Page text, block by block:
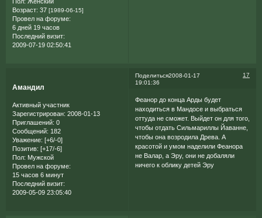
Возраст: 37 [1989-06-15]
Провел на форуме:
6 дней 19 часов
Последний визит:
2009-07-19 02:50:41
Поделиться 17
2008-01-17
19:01:36
Амандил
Активный участник
Зарегистрирован: 2008-01-13
Приглашений: 0
Сообщений: 182
Уважение: [+6/-0]
Позитив: [+17/-6]
Пол: Мужской
Провел на форуме:
15 часов 6 минут
Последний визит:
2009-05-09 23:05:40
Феанор до конца Арды будет
находиться в Мандосе и выбраться
оттуда не сможет. Выйдет он для того,
чтобы отдать Сильмариллы Йаванне,
чтобы она возродила Древа. А
красотой и умом наделили Феанора
не Валар, а Эру, они не добаляли
ничего к облику детей Эру